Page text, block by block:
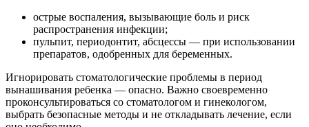
острые воспаления, вызывающие боль и риск
распространения инфекции;
пульпит, периодонтит, абсцессы — при использовании
препаратов, одобренных для беременных.
Игнорировать стоматологические проблемы в период
вынашивания ребенка — опасно. Важно своевременно
проконсультироваться со стоматологом и гинекологом,
выбрать безопасные методы и не откладывать лечение, если